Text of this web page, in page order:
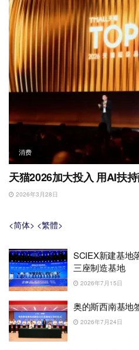
消费
天猫2026加大投入 用AI扶
2026年3月28日
<简体> <繁體>
SCIEX新建基地
三座制造基地
2026年7月15日
奥的斯西南基地
2026年7月24日